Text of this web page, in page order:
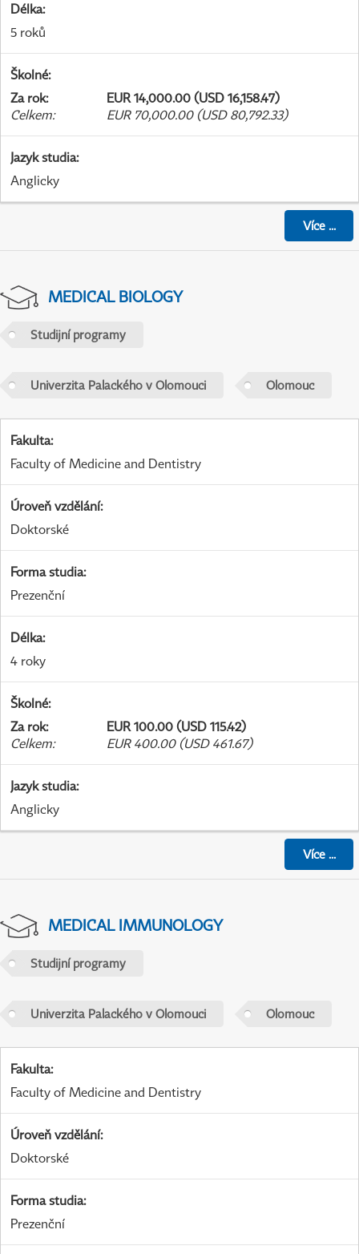
Délka:
5 roků
Školné:
Za rok:
EUR 14,000.00 (USD 16,158.47)
Celkem: EUR 70,000.00 (USD 80,792.33)
Jazyk studia:
Anglicky
Více...
MEDICAL BIOLOGY
Studijní programy
Univerzita Palackého v Olomouci Olomouc
Fakulta:
Faculty of Medicine and Dentistry
Úroveň vzdělání:
Doktorské
Forma studia:
Prezenční
Délka:
4 roky
Školné:
Za rok:
EUR 100.00 (USD 115.42)
Celkem: EUR 400.00 (USD 461.67)
Jazyk studia:
Anglicky
Více...
MEDICAL IMMUNOLOGY
Studijní programy
Univerzita Palackého v Olomouci Olomouc
Fakulta:
Faculty of Medicine and Dentistry
Úroveň vzdělání:
Doktorské
Forma studia:
Prezenční